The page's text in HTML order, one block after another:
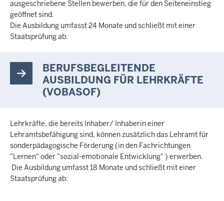
ausgeschriebene Stellen bewerben, die für den Seiteneinstieg
geöffnet sind.
Die Ausbildung umfasst 24 Monate und schließt mit einer
Staatsprüfung ab.
BERUFSBEGLEITENDE
AUSBILDUNG FÜR LEHRKRÄFTE
(VOBASOF)
Lehrkräfte, die bereits Inhaber/ Inhaberin einer
Lehramtsbefähigung sind, können zusätzlich das Lehramt für
sonderpädagogische Förderung (in den Fachrichtungen
"Lernen" oder "sozial-emotionale Entwicklung" ) erwerben.
Die Ausbildung umfasst 18 Monate und schließt mit einer
Staatsprüfung ab.